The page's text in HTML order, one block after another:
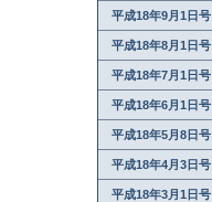
平成18年9月1日号
平成18年8月1日号
平成18年7月1日号
平成18年6月1日号
平成18年5月8日号
平成18年4月3日号
平成18年3月1日号